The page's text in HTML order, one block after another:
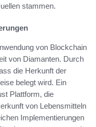
stammen.
von Blockchain
von Diamanten. Durch
die Herkunft der
belegt wird. Ein
Plattform, die
von Lebensmitteln
Implementierungen